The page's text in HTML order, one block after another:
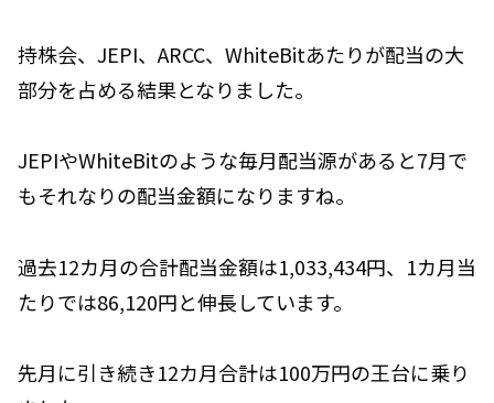
持株会、JEPI、ARCC、WhiteBitあたりが配当の大
部分を占める結果となりました。
JEPIやWhiteBitのような毎月配当源があると7月で
もそれなりの配当金額になりますね。
過去12カ月の合計配当金額は1,033,434円、1カ月当
たりでは86,120円と伸長しています。
先月に引き続き12カ月合計は100万円の王台に乗り